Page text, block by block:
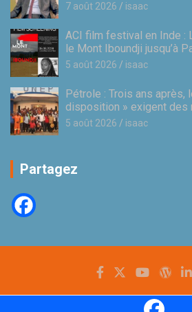
7 août 2026 isaac
ACI film festival en Inde :
le Mont Iboundji jusqu’à
5 août 2026 isaac
Pétrole : Trois ans après,
disposition » exigent des
5 août 2026 isaac
Partagez